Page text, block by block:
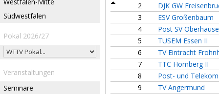
Südwestfalen
Pokal 2026/27
Veranstaltungen
Seminare
2
DJK GW
3
ESV Großenbaum
4
Post SV
5
TUSEM Essen II
6
TV Eintracht
7
TTC Homberg II
8
Post- und
9
TV Angermund